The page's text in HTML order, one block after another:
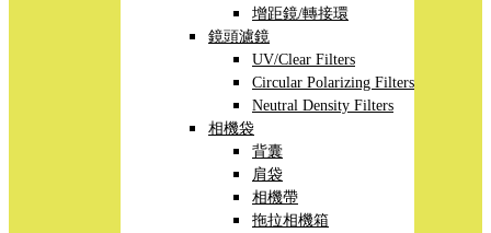
增距鏡/轉接環
鏡頭濾鏡
UV/Clear Filters
Circular Polarizing Filters
Neutral Density Filters
相機袋
背囊
肩袋
相機帶
拖拉相機箱